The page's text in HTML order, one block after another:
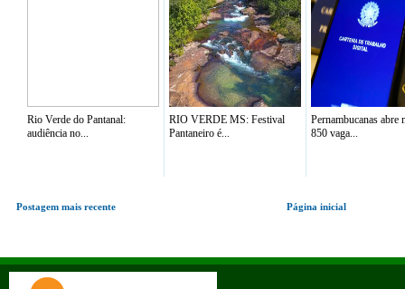
Rio Verde do Pantanal:
audiência no...
RIO VERDE MS: Festival
Pantaneiro é...
Pernambucanas abre
850 vaga...
Postagem mais recente Página inicial